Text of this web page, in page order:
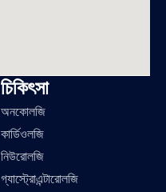
চিকিৎসা
অনকোলজি
কার্ডিওলজি
নিউরোলজি
গ্যাস্ট্রোএন্টারোলজি